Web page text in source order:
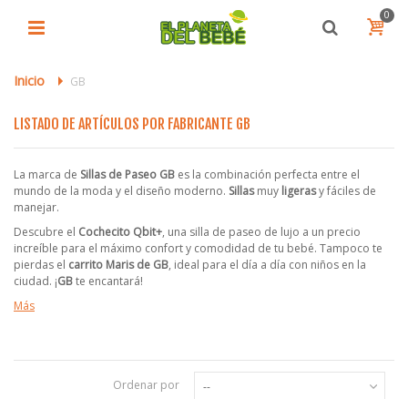
0
Inicio > GB
LISTADO DE ARTÍCULOS POR FABRICANTE GB
La marca de Sillas de Paseo GB es la combinación perfecta entre el
mundo de la moda y el diseño moderno. Sillasmuy ligerasy fáciles de
manejar.
Descubre el Cochecito Qbit+, una silla de paseo de lujo a un precio
increíble para el máximo confort y comodidad de tu bebé. Tampoco te
pierdas el carrito Maris de GB, ideal para el día a día con niños en la
ciudad. ¡GBte encantará!
Más
Ordenar por --